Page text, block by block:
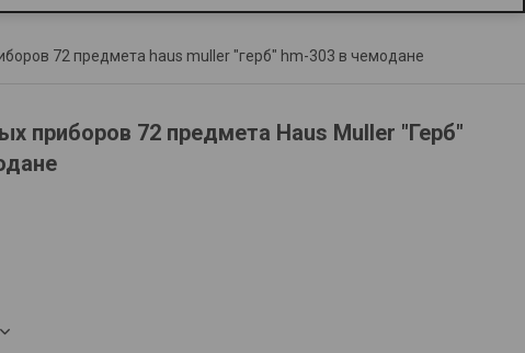
72 предмета haus muller "герб" hm-303 в чемодане
приборов 72 предмета Haus Muller "Герб"